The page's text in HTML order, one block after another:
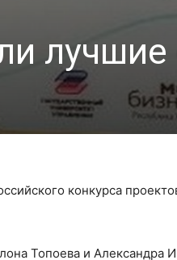
конкурса
Топоева и Александра